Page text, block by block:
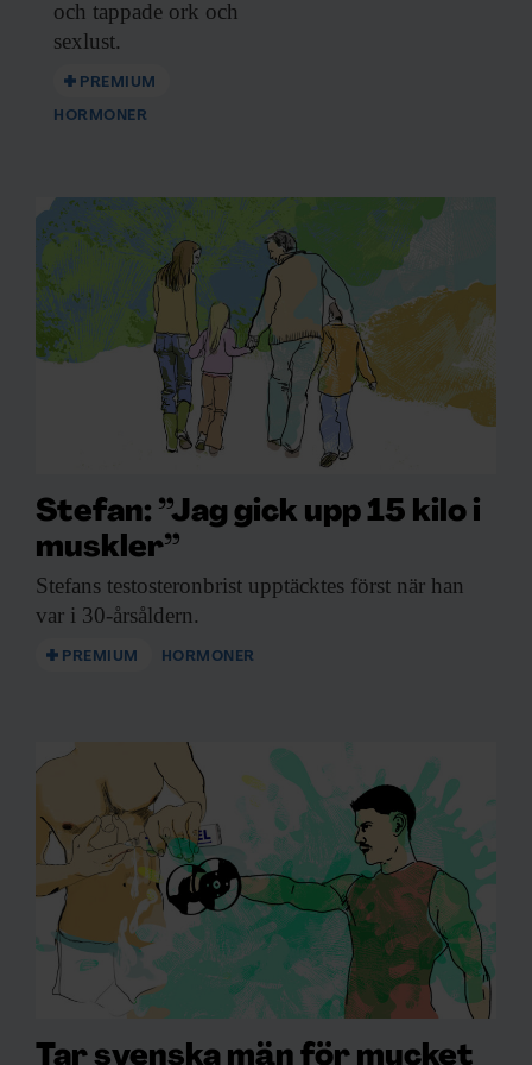
och tappade ork och
sexlust.
PREMIUM
HORMONER
Stefan: ”Jag gick upp 15 kilo i
muskler”
Stefans testosteronbrist upptäcktes först när han
var i 30-årsåldern.
PREMIUM HORMONER
Tar svenska män för mycket